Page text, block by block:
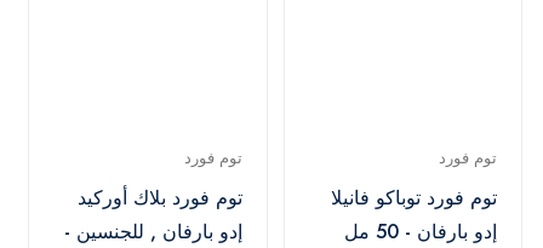
توم فورد
توم فورد توباكو فانيلا
إدو بارفان - 50 مل
توم فورد
توم فورد بلاك أوركيد
إدو بارفان , للجنسين -